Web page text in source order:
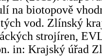
na biotopově
vod. Zlínský
strojíren,
in: Krajský úřad